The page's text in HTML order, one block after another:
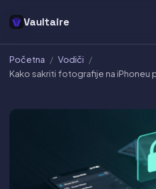
Vaultaire
Početna / Vodiči /
Kako sakriti fotografije na iPhoneu